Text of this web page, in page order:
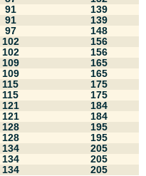
91
139
91
139
97
148
102
156
102
156
109
165
109
165
115
175
115
175
121
184
121
184
128
195
128
195
134
205
134
205
134 205